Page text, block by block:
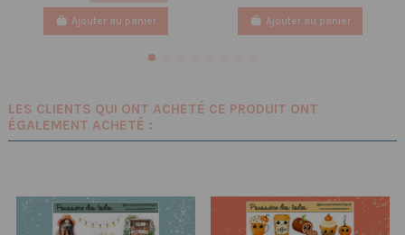
Ajouter au panier Ajouter au panier
LES CLIENTS QUI ONT ACHETÉ CE PRODUIT ONT
ÉGALEMENT ACHETÉ :